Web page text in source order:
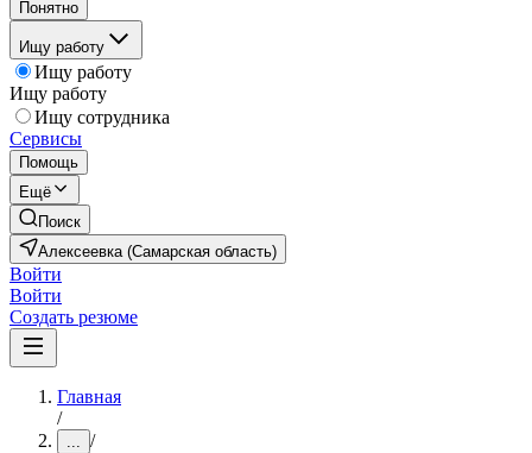
Понятно
Ищу работу
Ищу работу
Ищу работу
Ищу сотрудника
Сервисы
Помощь
Ещё
Поиск
Алексеевка (Самарская область)
Войти
Войти
Создать резюме
Главная
/
... /